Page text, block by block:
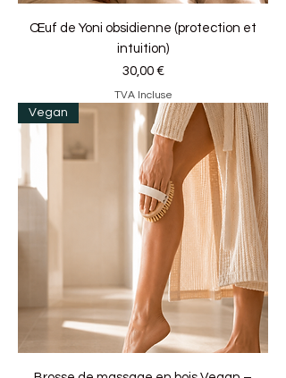
Œuf de Yoni obsidienne (protection et
intuition)
Prix
30,00 €
TVA Incluse
Vegan